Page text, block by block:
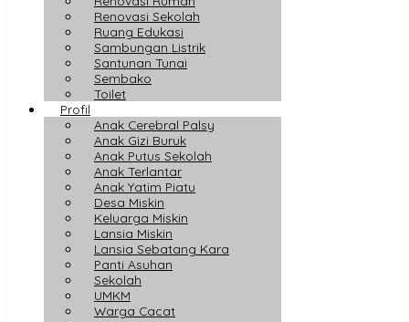
Renovasi Sekolah
Ruang Edukasi
Sambungan Listrik
Santunan Tunai
Sembako
Toilet
Profil
Anak Cerebral Palsy
Anak Gizi Buruk
Anak Putus Sekolah
Anak Terlantar
Anak Yatim Piatu
Desa Miskin
Keluarga Miskin
Lansia Miskin
Lansia Sebatang Kara
Panti Asuhan
Sekolah
UMKM
Warga Cacat